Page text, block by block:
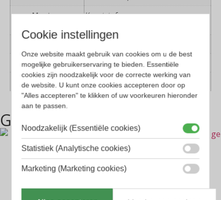
Montuur
Kunststof
Kunststof
Geschikt voor
Dames, Heren
Vorm
Rechthoekig, Vierkant
Gerelateerde producten
Cookie instellingen
Onze website maakt gebruik van cookies om u de best
mogelijke gebruikerservaring te bieden. Essentiële
cookies zijn noodzakelijk voor de correcte werking van
de website. U kunt onze cookies accepteren door op
"Alles accepteren" te klikken of uw voorkeuren hieronder
aan te passen.
Noodzakelijk (Essentiële cookies)
Statistiek (Analytische cookies)
Marketing (Marketing cookies)